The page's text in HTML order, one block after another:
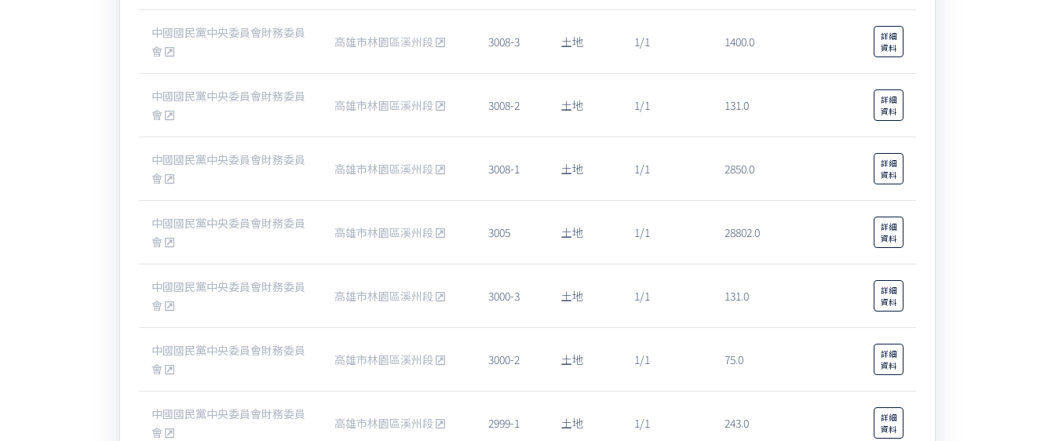
中國國民黨中央委員會財務委員
會
高雄市林園區溪州段 3008-3 土地 1/1 1400.0
詳細
資料
中國國民黨中央委員會財務委員
會
高雄市林園區溪州段 3008-2 土地 1/1 131.0
詳細
資料
中國國民黨中央委員會財務委員
會
高雄市林園區溪州段 3008-1 土地 1/1 2850.0
詳細
資料
中國國民黨中央委員會財務委員
會
高雄市林園區溪州段 3005 土地 1/1 28802.0
詳細
資料
中國國民黨中央委員會財務委員
會
高雄市林園區溪州段 3000-3 土地 1/1 131.0
詳細
資料
中國國民黨中央委員會財務委員
會
高雄市林園區溪州段 3000-2 土地 1/1 75.0
詳細
資料
中國國民黨中央委員會財務委員
會
高雄市林園區溪州段 2999-1 土地 1/1 243.0
詳細
資料